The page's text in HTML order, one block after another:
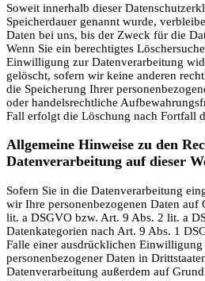
Soweit innerhalb dieser
Speicherdauer genannt wurde,
Daten bei uns, bis der Zweck für die
Wenn Sie ein berechtigtes
Einwilligung zur Datenverarbeitung
gelöscht, sofern wir keine anderen
die Speicherung Ihrer
oder handelsrechtliche
Fall erfolgt die Löschung nach Fortfall
Allgemeine Hinweise zu den
Datenverarbeitung auf dieser
Sofern Sie in die Datenverarbeitung
wir Ihre personenbezogenen Daten auf
lit. a DSGVO bzw. Art. 9 Abs. 2 lit. a
Datenkategorien nach Art. 9 Abs. 1
Falle einer ausdrücklichen
personenbezogener Daten in
Datenverarbeitung außerdem auf